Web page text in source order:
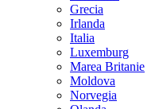
Grecia
Irlanda
Italia
Luxemburg
Marea Britanie
Moldova
Norvegia